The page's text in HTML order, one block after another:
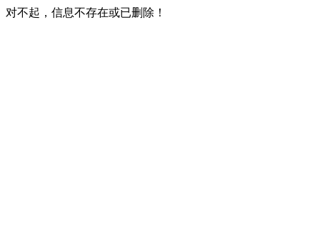
对不起，信息不存在或已删除！